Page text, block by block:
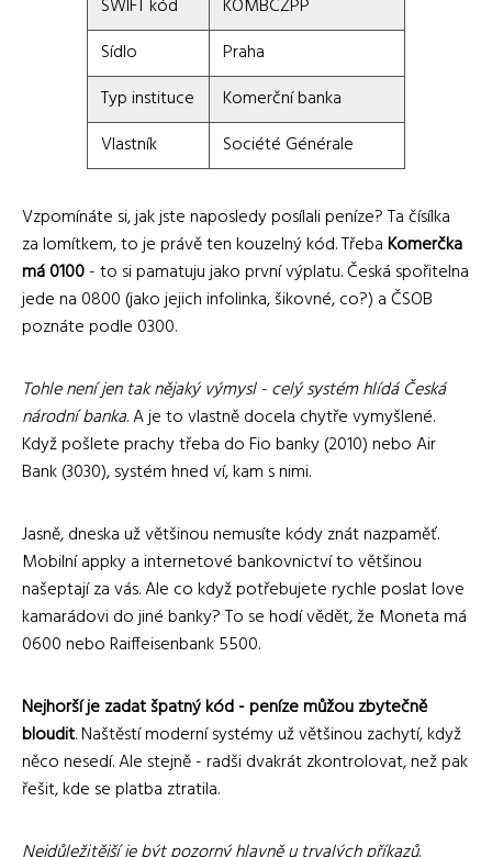
SWIFT kód
KOMBCZPP
Sídlo
Praha
Typ instituce
Komerční banka
Vlastník
Société Générale
Vzpomínáte si, jak jste naposledy posílali peníze? Ta čísílka
za lomítkem, to je právě ten kouzelný kód. TřebaKomerčka
má 0100- to si pamatuju jako první výplatu. Česká spořitelna
jede na 0800 (jako jejich infolinka, šikovné, co?) a ČSOB
poznáte podle 0300.
Tohle není jen tak nějaký výmysl - celý systém hlídá Česká
národní banka. A je to vlastně docela chytře vymyšlené.
Když pošlete prachy třeba do Fio banky (2010) nebo Air
Bank (3030), systém hned ví, kam s nimi.
Jasně, dneska už většinou nemusíte kódy znát nazpaměť.
Mobilní appky a internetové bankovnictví to většinou
našeptají za vás. Ale co když potřebujete rychle poslat love
kamarádovi do jiné banky? To se hodí vědět, že Moneta má
0600 nebo Raiffeisenbank 5500.
Nejhorší je zadat špatný kód - peníze můžou zbytečně
bloudit. Naštěstí moderní systémy už většinou zachytí, když
něco nesedí. Ale stejně - radši dvakrát zkontrolovat, než pak
řešit, kde se platba ztratila.